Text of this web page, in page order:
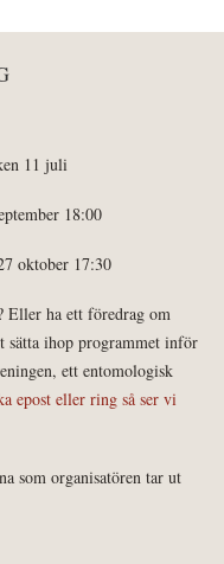
11 juli
18:00
oktober 17:30
ha ett föredrag om
sätta ihop programmet inför
ett entomologisk
epost eller ring så ser vi
som organisatören tar ut